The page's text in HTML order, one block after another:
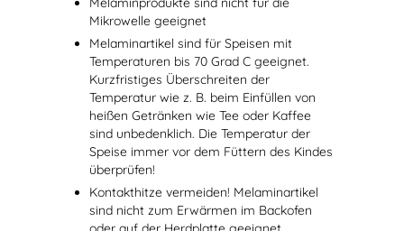
Mikrowelle geeignet
Melaminartikel sind für Speisen mit
Temperaturen bis 70 Grad C geeignet.
Kurzfristiges Überschreiten der
Temperatur wie z. B. beim Einfüllen von
heißen Getränken wie Tee oder Kaffee
sind unbedenklich. Die Temperatur der
Speise immer vor dem Füttern des Kindes
überprüfen!
Kontakthitze vermeiden! Melaminartikel
sind nicht zum Erwärmen im Backofen